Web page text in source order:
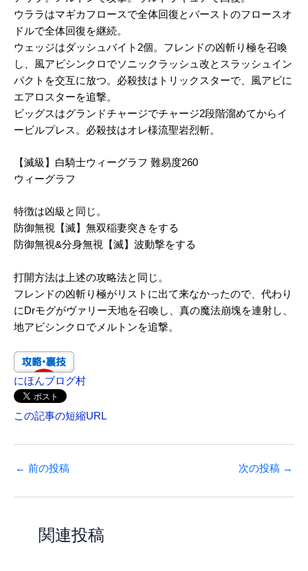
ウララはマギカフロースで全体回復とバーストのフロースオ
ドルで全体回復を継続。
ウェッジはダッシュバイト2個。フレンドの凶斬り極を召喚
し、風アビシンクロでソニックラッシュ改とスラッシュイン
パクトを交互に放つ。必殺技はトリックスターで、風アビに
エアロスターを追撃。
ビッグスはグランドチャージでチャージ2段階溜めてからイ
ービルプレス。必殺技はオレ様流聖岩烈斬。
【滅級】白騎士ウィーグラフ 難易度260
ウィーグラフ
特徴は凶級と同じ。
防御無視【滅】無双稲妻突きをする
防御無視&分身無視【滅】波動撃をする
打開方法は上述の攻略法と同じ。
フレンドの凶斬り極がリストに出て来なかったので、代わり
にDrモグがヴァリー天地を召喚し、真の魔法崩塊を連射し、
地アビシンクロでメルトンを追撃。
にほんブログ村
この記事の短縮URL
← 前の投稿 次の投稿 →
関連投稿